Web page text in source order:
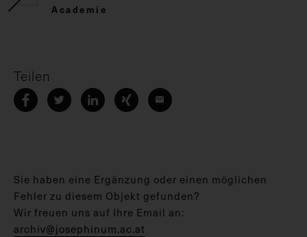
Academie
Teilen
Sie haben eine Ergänzung oder einen möglichen
Fehler zu diesem Objekt gefunden?
Wir freuen uns auf Ihre Email an:
archiv@josephinum.ac.at